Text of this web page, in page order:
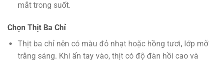
mắt trong suốt.
Chọn Thịt Ba Chỉ
Thịt ba chỉ nên có màu đỏ nhạt hoặc hồng tươi, lớp mỡ
trắng sáng. Khi ấn tay vào, thịt có độ đàn hồi cao và